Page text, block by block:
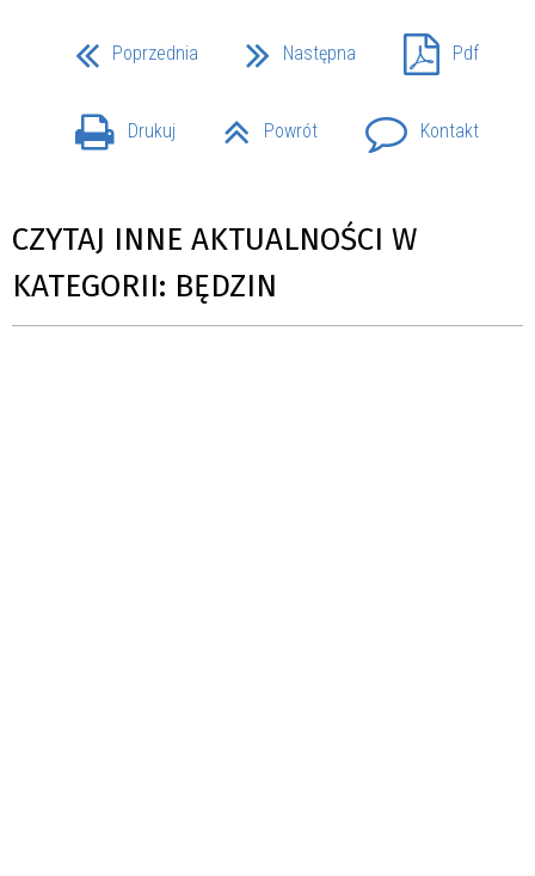
Poprzednia Następna Pdf
Drukuj Powrót Kontakt
CZYTAJ INNE AKTUALNOŚCI W
KATEGORII: BĘDZIN